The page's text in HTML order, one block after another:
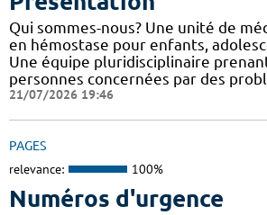
Qui sommes-nous? Une unité de
en hémostase pour enfants,
Une équipe pluridisciplinaire
personnes concernées par des
21/07/2026 19:46
PAGES
relevance: 100%
Numéros d'urgence